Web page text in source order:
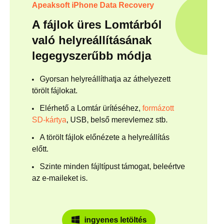
Apeaksoft iPhone Data Recovery
A fájlok üres Lomtárból
való helyreállításának
legegyszerűbb módja
Gyorsan helyreállíthatja az áthelyezett
törölt fájlokat.
Elérhető a Lomtár ürítéséhez, formázott
SD-kártya, USB, belső merevlemez stb.
A törölt fájlok előnézete a helyreállítás
előtt.
Szinte minden fájltípust támogat, beleértve
az e-maileket is.
ingyenes letöltés